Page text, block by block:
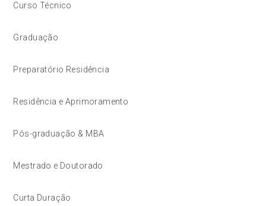
Curso Técnico
Graduação
Preparatório Residência
Residência e Aprimoramento
Pós-graduação & MBA
Mestrado e Doutorado
Curta Duração